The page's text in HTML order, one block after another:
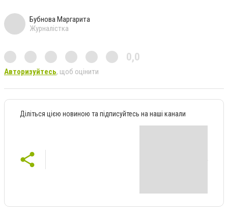
Бубнова Маргарита
Журналістка
0,0
Авторизуйтесь, щоб оцінити
Діліться цією новиною та підписуйтесь на наші канали